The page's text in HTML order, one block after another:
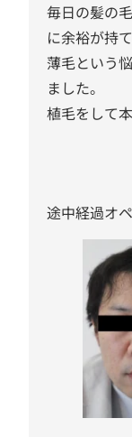
毎日の髪の
に余裕が持
薄毛という
ました。
植毛をして
途中経過オ